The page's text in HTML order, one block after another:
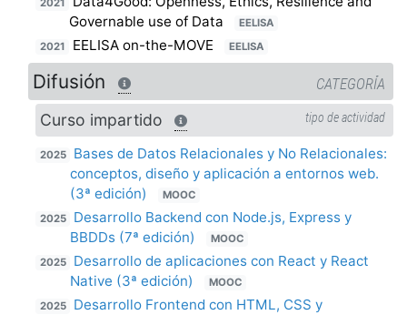
2021
Governable use of Data
EELISA
2021
EELISA on-the-MOVE EELISA
Difusión CATEGORÍA
Curso impartido tipo de actividad
2025
Bases de Datos Relacionales y No Relacionales:
conceptos, diseño y aplicación a entornos web.
(3ª edición)
MOOC
2025
Desarrollo Backend con Node.js, Express y
BBDDs (7ª edición)
MOOC
2025
Desarrollo de aplicaciones con React y React
Native (3ª edición)
MOOC
2025
Desarrollo Frontend con HTML, CSS y